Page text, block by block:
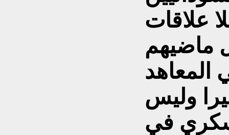
علاقات
ماضيهم
وليس
في